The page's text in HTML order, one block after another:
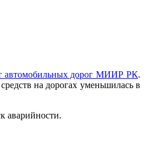
автомобильных дорог МИИР РК.
на дорогах уменьшилась в
аварийности.